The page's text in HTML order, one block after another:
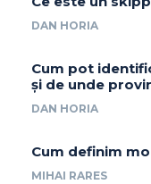
DAN HORIA
Cum pot
și de unde
DAN HORIA
Cum definim
MIHAI RARES